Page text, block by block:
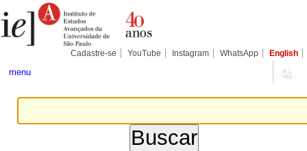
para
conteúdo.
Pessoais
Cadastre-se YouTube Instagram WhatsApp English
menu